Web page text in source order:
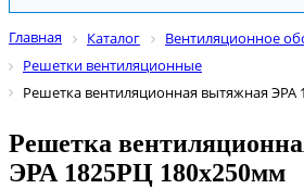
Главная Каталог
Вентиляционное
Решетки вентиляционные
Решетка вентиляционная вытяжная ЭРА
Решетка
ЭРА 1825РЦ 180x250мм